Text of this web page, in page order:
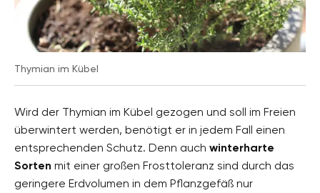
Thymian im Kübel
Wird der Thymian im Kübel gezogen und soll im Freien
überwintert werden, benötigt er in jedem Fall einen
entsprechenden Schutz. Denn auch winterharte
Sorten mit einer großen Frosttoleranz sind durch das
geringere Erdvolumen in dem Pflanzgefäß nur